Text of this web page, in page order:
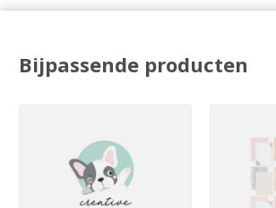
Bijpassende producten